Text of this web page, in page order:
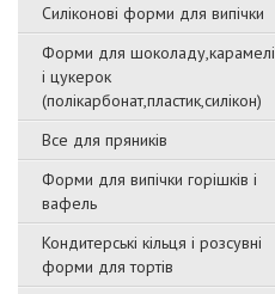
Силіконові форми для випічки
Форми для шоколаду,карамелі
і цукерок
(полікарбонат,пластик,силікон)
Все для пряників
Форми для випічки горішків і
вафель
Кондитерські кільця і розсувні
форми для тортів